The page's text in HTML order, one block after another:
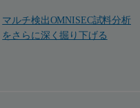
マルチ検出OMNISEC試料分析
をさらに深く掘り下げる